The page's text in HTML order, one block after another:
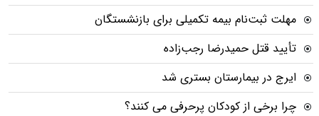
مهلت ثبت‌نام بیمه تکمیلی برای بازنشستگان
تأیید قتل حمیدرضا رجب‌زاده
ایرج در بیمارستان بستری شد
چرا برخی از کودکان پرحرفی می کنند؟